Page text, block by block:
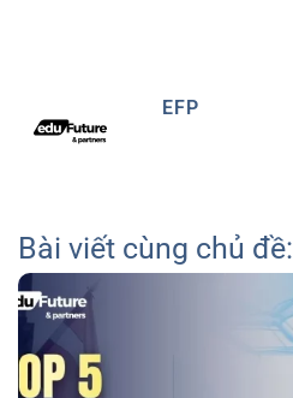
EFP
Bài viết cùng chủ đề: